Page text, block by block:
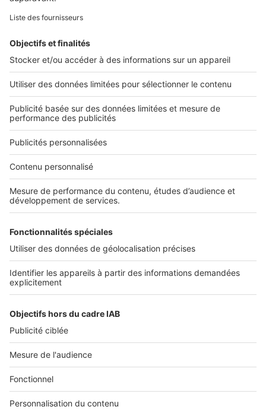
Retrouvez-nous sur ...
L'ENTREPRISE
Nous contacter
Nous recrutons
NOS APPLICATIONS
Découvrez nos applications
Tous nos services pro
Accès client
À DÉCOUVRIR
Annuaire des professionnels
Tout l'immobilier
Toutes les villes
Tous les départements
Toutes les régions
SeLoger © 1992 - 2023